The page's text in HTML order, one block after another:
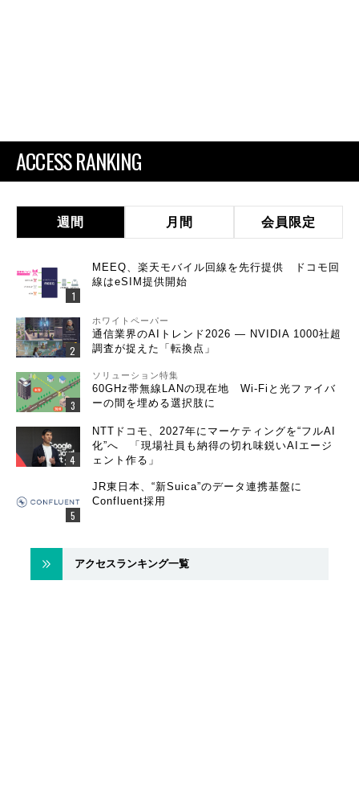
ACCESS RANKING
週間 月間 会員限定
MEEQ、楽天モバイル回線を先行提供 ドコモ回
線はeSIM提供開始
ホワイトペーパー
通信業界のAIトレンド2026 ― NVIDIA 1000社超
調査が捉えた「転換点」
ソリューション特集
60GHz帯無線LANの現在地 Wi-Fiと光ファイバ
ーの間を埋める選択肢に
NTTドコモ、2027年にマーケティングを“フルAI
化”へ 「現場社員も納得の切れ味鋭いAIエージ
ェント作る」
JR東日本、“新Suica”のデータ連携基盤に
Confluent採用
アクセスランキング一覧